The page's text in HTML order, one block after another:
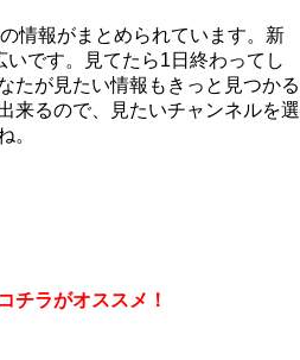
情報がまとめられています。新
です。見てたら1日終わってし
たが見たい情報もきっと見つかる
来るので、見たいチャンネルを選
。
チラがオススメ！